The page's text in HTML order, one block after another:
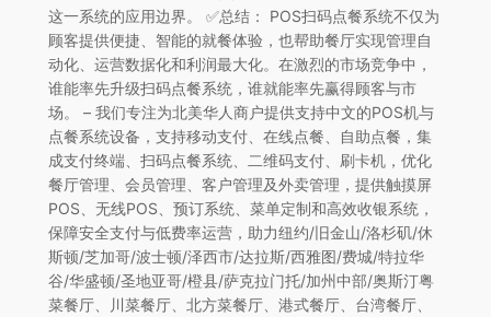
这一系统的应用边界。 ✅总结： POS扫码点餐系统不仅为
顾客提供便捷、智能的就餐体验，也帮助餐厅实现管理自
动化、运营数据化和利润最大化。在激烈的市场竞争中，
谁能率先升级扫码点餐系统，谁就能率先赢得顾客与市
场。 – 我们专注为北美华人商户提供支持中文的POS机与
点餐系统设备，支持移动支付、在线点餐、自助点餐，集
成支付终端、扫码点餐系统、二维码支付、刷卡机，优化
餐厅管理、会员管理、客户管理及外卖管理，提供触摸屏
POS、无线POS、预订系统、菜单定制和高效收银系统，
保障安全支付与低费率运营，助力纽约/旧金山/洛杉矶/休
斯顿/芝加哥/波士顿/泽西市/达拉斯/西雅图/费城/特拉华
谷/华盛顿/圣地亚哥/橙县/萨克拉门托/加州中部/奥斯汀粤
菜餐厅、川菜餐厅、北方菜餐厅、港式餐厅、台湾餐厅、